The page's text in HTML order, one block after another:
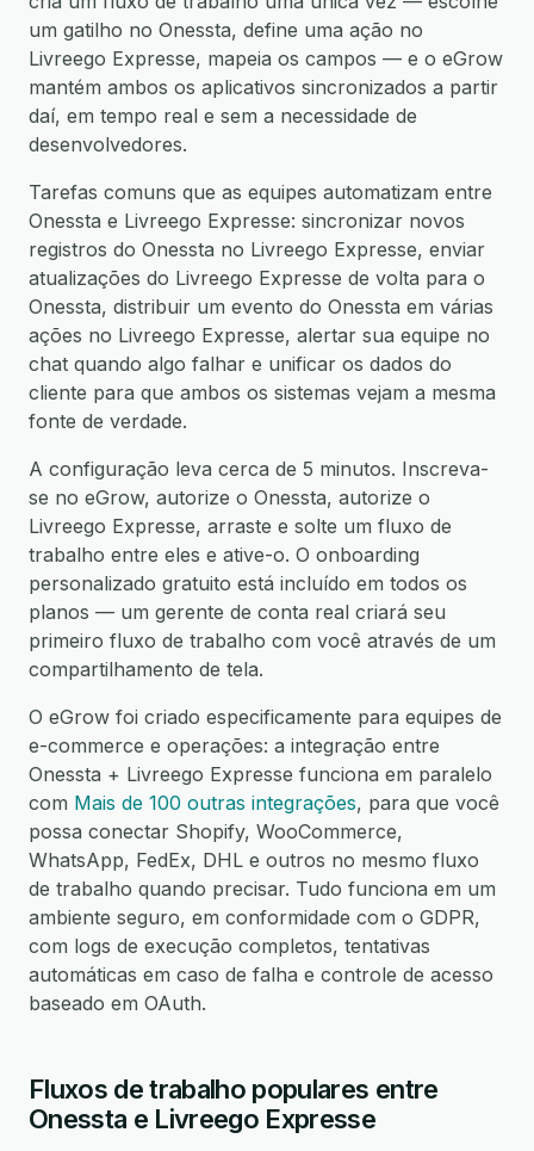
um gatilho no Onessta, define uma ação no
Livreego Expresse, mapeia os campos — e o eGrow
mantém ambos os aplicativos sincronizados a partir
daí, em tempo real e sem a necessidade de
desenvolvedores.
Tarefas comuns que as equipes automatizam entre
Onessta e Livreego Expresse: sincronizar novos
registros do Onessta no Livreego Expresse, enviar
atualizações do Livreego Expresse de volta para o
Onessta, distribuir um evento do Onessta em várias
ações no Livreego Expresse, alertar sua equipe no
chat quando algo falhar e unificar os dados do
cliente para que ambos os sistemas vejam a mesma
fonte de verdade.
A configuração leva cerca de 5 minutos. Inscreva-
se no eGrow, autorize o Onessta, autorize o
Livreego Expresse, arraste e solte um fluxo de
trabalho entre eles e ative-o. O onboarding
personalizado gratuito está incluído em todos os
planos — um gerente de conta real criará seu
primeiro fluxo de trabalho com você através de um
compartilhamento de tela.
O eGrow foi criado especificamente para equipes de
e-commerce e operações: a integração entre
Onessta + Livreego Expresse funciona em paralelo
com Mais de 100 outras integrações, para que você
possa conectar Shopify, WooCommerce,
WhatsApp, FedEx, DHL e outros no mesmo fluxo
de trabalho quando precisar. Tudo funciona em um
ambiente seguro, em conformidade com o GDPR,
com logs de execução completos, tentativas
automáticas em caso de falha e controle de acesso
baseado em OAuth.
Fluxos de trabalho populares entre
Onessta e Livreego Expresse